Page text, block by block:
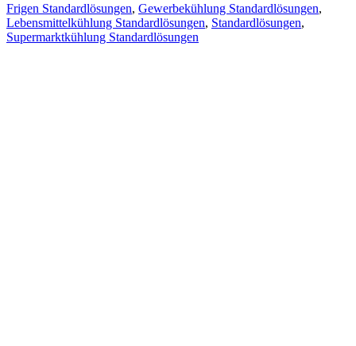
Frigen Standardlösungen, Gewerbekühlung Standardlösungen,
Lebensmittelkühlung Standardlösungen, Standardlösungen,
Supermarktkühlung Standardlösungen